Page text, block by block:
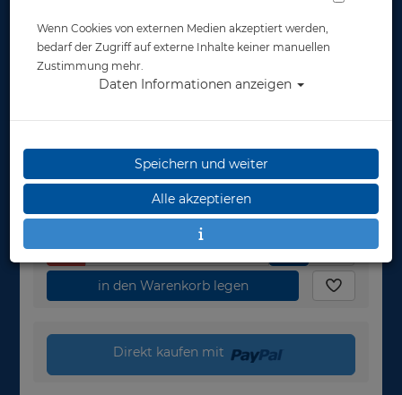
Herstellerpreis: 219,00 €
219,00 €*
in 1-2 Wochen
Stk.
in den Warenkorb legen
Direkt kaufen mit
Wenn Cookies von externen Medien akzeptiert werden,
bedarf der Zugriff auf externe Inhalte keiner manuellen
Zustimmung mehr.
Daten Informationen anzeigen
Speichern und weiter
Alle akzeptieren